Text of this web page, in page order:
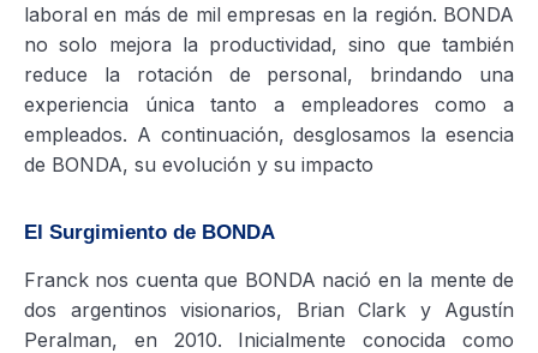
laboral en más de mil empresas en la región. BONDA
no solo mejora la productividad, sino que también
reduce la rotación de personal, brindando una
experiencia única tanto a empleadores como a
empleados. A continuación, desglosamos la esencia
de BONDA, su evolución y su impacto
El Surgimiento de BONDA
Franck nos cuenta que BONDA nació en la mente de
dos argentinos visionarios, Brian Clark y Agustín
Peralman, en 2010. Inicialmente conocida como